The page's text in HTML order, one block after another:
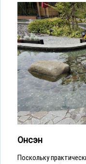
Онсэн
Поскольку